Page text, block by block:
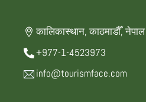
कालिकास्थान, काठमाडौँ, नेपाल
+977-1-4523973
info@tourismface.com